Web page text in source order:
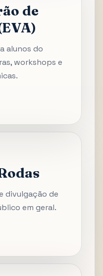
de
alunos do
workshops e
divulgação de
em geral.